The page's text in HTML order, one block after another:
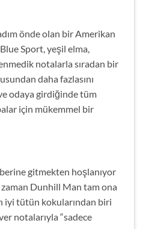
önde olan bir Amerikan
Sport, yeşil elma,
notalarla sıradan bir
daha fazlasını
odaya girdiğinde tüm
için mükemmel bir
gitmekten hoşlanıyor
Dunhill Man tam ona
iyi tütün kokularından biri
notalarıyla “sadece